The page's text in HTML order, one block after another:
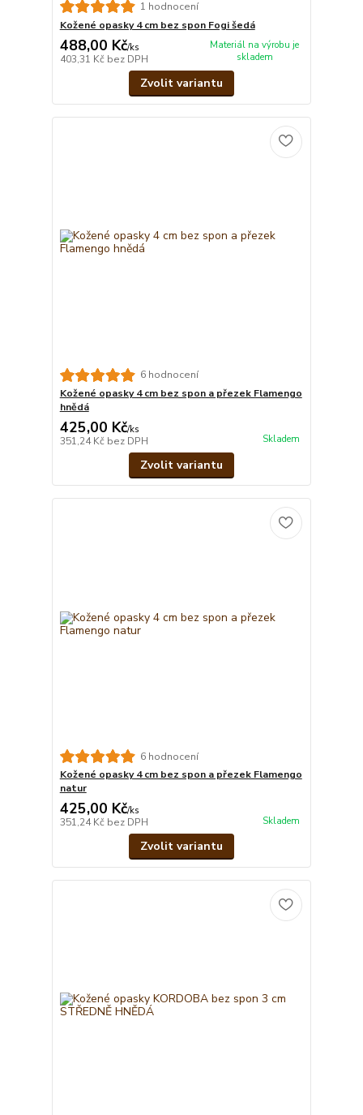
1 hodnocení
Kožené opasky 4 cm bez spon Fogi šedá
488,00 Kč/ks
403,31 Kč bez DPH
Materiál na výrobu je
skladem
Zvolit variantu
6 hodnocení
Kožené opasky 4 cm bez spon a přezek Flamengo
hnědá
425,00 Kč/ks
351,24 Kč bez DPH Skladem
Zvolit variantu
6 hodnocení
Kožené opasky 4 cm bez spon a přezek Flamengo
natur
425,00 Kč/ks
351,24 Kč bez DPH Skladem
Zvolit variantu